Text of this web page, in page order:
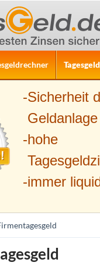
Sicherheit
Geldanlage
hohe
immer